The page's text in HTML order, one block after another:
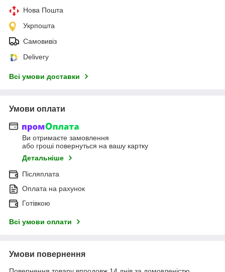
Нова Пошта
Укрпошта
Самовивіз
Delivery
Всі умови доставки
Умови оплати
Ви отримаєте замовлення
або гроші повернуться на вашу картку
Детальніше
Післяплата
Оплата на рахунок
Готівкою
Всі умови оплати
Умови повернення